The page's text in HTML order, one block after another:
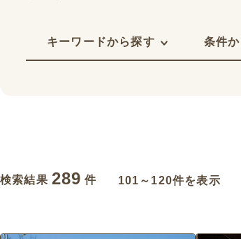
キーワードから探す 条件
検索結果 289 件 101～120件を表示